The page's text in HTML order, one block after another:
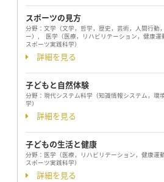
スポーツの見方
分野： 文学（文学，哲学，歴史，芸術，人間行動
ー）, 医学（医療，リハビリテーション，健康運
スポーツ実践科学）
詳細を見る
子どもと自然体験
分野： 現代システム科学（知識情報システム，環
学）
詳細を見る
子どもの生活と健康
分野： 医学（医療，リハビリテーション，健康運
スポーツ実践科学）
詳細を見る